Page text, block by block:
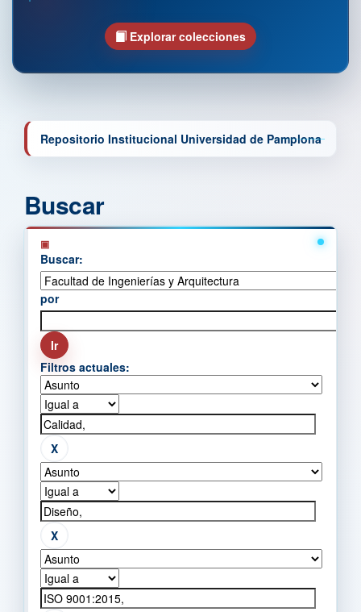
Explorar colecciones
Repositorio Institucional Universidad de Pamplona
Buscar
Buscar:
por
Filtros actuales: